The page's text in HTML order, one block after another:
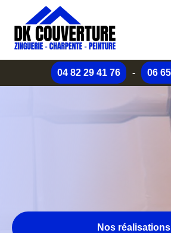
04 82 29 41 76 - 06
Nos réalisations